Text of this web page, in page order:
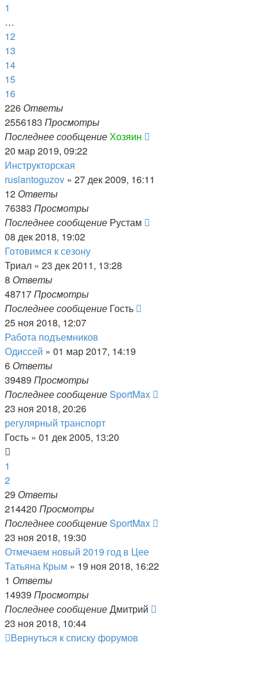
1
…
12
13
14
15
16
226 Ответы
2556183 Просмотры
Последнее сообщениеХозяин
20 мар 2019, 09:22
Инструкторская
ruslantoguzov » 27 дек 2009, 16:11
12 Ответы
76383 Просмотры
Последнее сообщение Рустам
08 дек 2018, 19:02
Готовимся к сезону
Триал » 23 дек 2011, 13:28
8 Ответы
48717Просмотры
Последнее сообщение Гость
25 ноя 2018, 12:07
Работа подъемников
Одиссей » 01 мар 2017, 14:19
6 Ответы
39489 Просмотры
Последнее сообщениеSportMax
23 ноя 2018, 20:26
регулярный транспорт
Гость » 01 дек 2005, 13:20
1
2
29 Ответы
214420 Просмотры
Последнее сообщениеSportMax
23 ноя 2018, 19:30
Отмечаем новый 2019 год в Цее
Татьяна Крым » 19 ноя 2018, 16:22
1 Ответы
14939 Просмотры
Последнее сообщениеДмитрий
23 ноя 2018, 10:44
Вернуться к списку форумов